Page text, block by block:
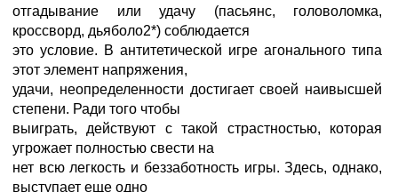
отгадывание или удачу (пасьянс, головоломка,
кроссворд, дьяболо2*) соблюдается
это условие. В антитетической игре агонального типа
этот элемент напряжения,
удачи, неопределенности достигает своей наивысшей
степени. Ради того чтобы
выиграть, действуют с такой страстностью, которая
угрожает полностью свести на
нет всю легкость и беззаботность игры. Здесь, однако,
выступает еще одно